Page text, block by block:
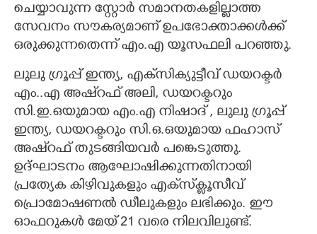
ചെയ്യാവുന്ന സ്റ്റോർ സമാനതകളില്ലാത്ത
സേവനം സൗകര്യമാണ് ഉപഭോക്താക്കൾക്ക്
ഒരുക്കുന്നതെന്ന് എം.എ യൂസഫലി പറഞ്ഞു.
ലുലു ഗ്രൂപ്പ് ഇന്ത്യ, എക്‌സിക്യുട്ടീവ് ഡയറക്ടർ
എം..എ അഷ്‌റഫ് അലി, ഡയറക്ടറും
സി.ഇ.ഒയുമായ എം.എ നിഷാദ് , ലുലു ഗ്രൂപ്പ്
ഇന്ത്യ, ഡയറക്ടറും സി.ഒ.ഒയുമായ ഫഹാസ്
അഷ്‌റഫ് തുടങ്ങിയവർ പങ്കെടുത്തു.
ഉദ്ഘാടനം ആഘോഷിക്കുന്നതിനായി
പ്രത്യേക കിഴിവുകളും എക്‌സ്‌ക്ലൂസീവ്
പ്രൊമോഷണൽ ഡീലുകളും ലഭിക്കും. ഈ
ഓഫറുകൾ മേയ് 21 വരെ നിലവിലുണ്ട്.